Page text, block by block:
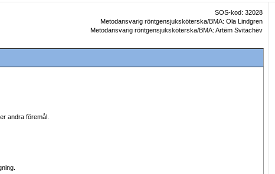
SOS-kod: 32028
Metodansvarig röntgensjuksköterska/BMA: Ola Lindgren
Metodansvarig röntgensjuksköterska/BMA: Artëm Svitachëv
andra föremål.